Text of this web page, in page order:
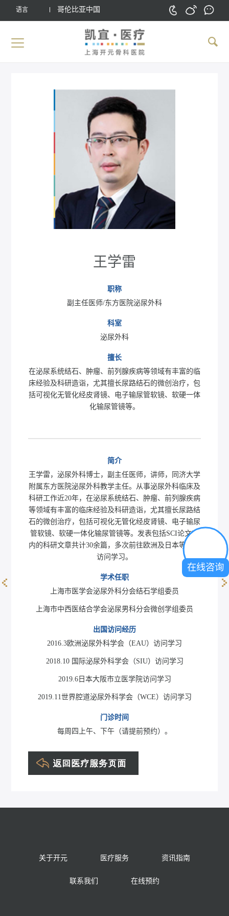
语言 哥伦比亚中国
王学雷
职称
副主任医师/东方医院泌尿外科
科室
泌尿外科
擅长
在泌尿系统结石、肿瘤、前列腺疾病等领域有丰富的临
床经验及科研造诣，尤其擅长尿路结石的微创治疗，包
括可视化无管化经皮肾镜、电子输尿管软镜、软硬一体
化输尿管镜等。
简介
王学雷，泌尿外科博士，副主任医师，讲师，同济大学
附属东方医院泌尿外科教学主任。从事泌尿外科临床及
科研工作近20年，在泌尿系统结石、肿瘤、前列腺疾病
等领域有丰富的临床经验及科研造诣，尤其擅长尿路结
石的微创治疗，包括可视化无管化经皮肾镜、电子输尿
管软镜、软硬一体化输尿管镜等。发表包括SCI论文在
内的科研文章共计30余篇，多次前往欧洲及日本等国家
访问学习。
学术任职
上海市医学会泌尿外科分会结石学组委员
上海市中西医结合学会泌尿男科分会微创学组委员
出国访问经历
2016.3欧洲泌尿外科学会（EAU）访问学习
2018.10 国际泌尿外科学会（SIU）访问学习
2019.6日本大阪市立医学院访问学习
2019.11世界腔道泌尿外科学会（WCE）访问学习
门诊时间
每周四上午、下午（请提前预约）。
关于开元 医疗服务 资讯指南
联系我们 在线预约
在线咨询